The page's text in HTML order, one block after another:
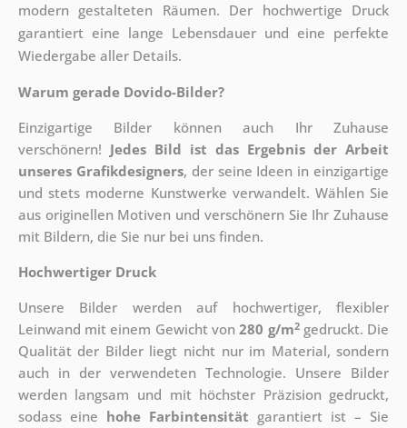
modern gestalteten Räumen. Der hochwertige Druck
garantiert eine lange Lebensdauer und eine perfekte
Wiedergabe aller Details.
Warum gerade Dovido-Bilder?
Einzigartige Bilder können auch Ihr Zuhause
verschönern! Jedes Bild ist das Ergebnis der Arbeit
unseres Grafikdesigners, der seine Ideen in einzigartige
und stets moderne Kunstwerke verwandelt. Wählen Sie
aus originellen Motiven und verschönern Sie Ihr Zuhause
mit Bildern, die Sie nur bei uns finden.
Hochwertiger Druck
Unsere Bilder werden auf hochwertiger, flexibler
Leinwand mit einem Gewicht von280 g/m2gedruckt. Die
Qualität der Bilder liegt nicht nur im Material, sondern
auch in der verwendeten Technologie. Unsere Bilder
werden langsam und mit höchster Präzision gedruckt,
sodass eine hohe Farbintensität garantiert ist – Sie